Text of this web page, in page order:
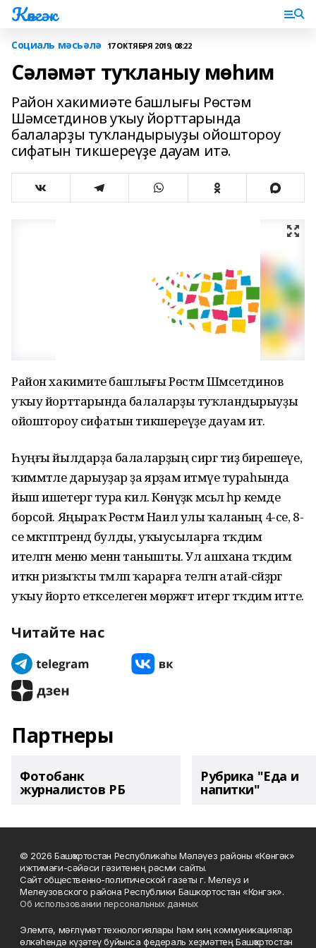
Көнгәк
Социаль мәсьәлә 17 ОКТЯБРЯ 2019, 08:22
Сәләмәт туҡланыу мөһим
Район хакимиәте башлығы Рөстәм
Шәмсетдинов уҡыу йорттарында
балаларҙы туҡландырыуҙы ойоштороу
сифатын тикшереүҙе дауам итә.
Район хакимиәте башлығы Рөстәм Шәмсетдинов
уҡыу йорттарында балаларҙы туҡландырыуҙы
ойоштороу сифатын тикшереүҙе дауам итә.
Һуңғы йылдарҙа балаларҙың сиргә тиҙ бирешеүе,
ҡиммәтле дарыуҙар ҙа ярҙам итмәүе тураһында
йыш ишетергә тура килә. Көнүҙәк мәсьәлә һәр кемде
борсой. Яңыраҡ Рөстәм Наил улы ҡаланың 4-се, 8-
се мәктәптәрендә булды, уҡыусыларға тәҡдим
ителгән меню менән танышты. Ул ашхана тәҡдим
иткән ризыҡты тәмләп ҡарарға теләгән атай-әсәйҙәргә
уҡыу йорто етәкселегенә мөрәжәғәт итергә тәҡдим итте.
Читайте нас
Партнеры
Фотобанк
журналистов РБ
Рубрика "Еда и
напитки"
© 2026 Башҡортостан Республикаһы Мәләүез районы «Көнгәк»
ижтимағи-сәйәси гәзитенең рәсми сайты.
Сайт общественно-политической газеты г. Мелеуз и
Мелеузовского района Республики Башкортостан «Конгэк».
Об использовании персональных данных
Элемтә, мәғлүмәт технологиялары һәм киң коммуникациялар
өлкәһендә күҙәтеү буйынса федераль хеҙмәттең Башҡортостан